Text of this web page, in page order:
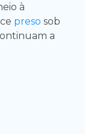
à
preso sob
a